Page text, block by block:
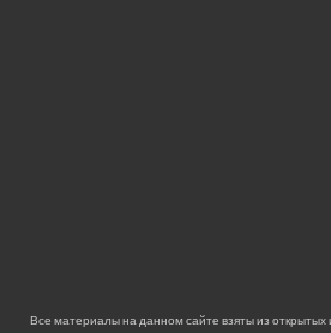
Все материалы на данном сайте взяты из открытых